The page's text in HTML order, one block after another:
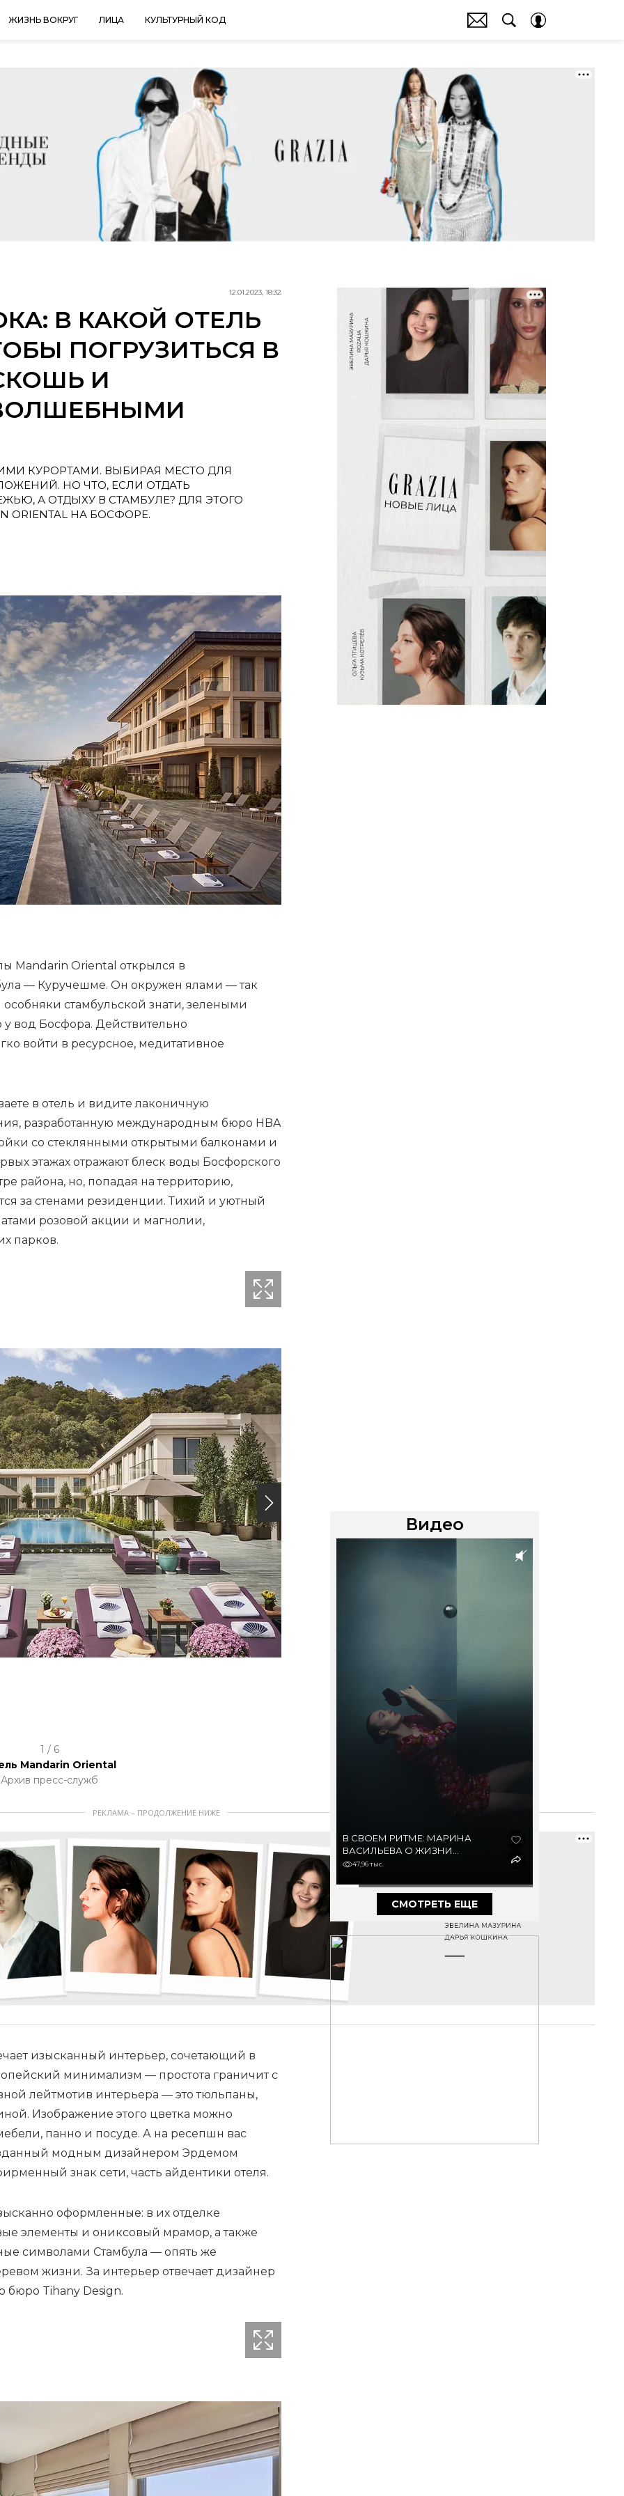
ЖИЗНЬ ВОКРУГ ЛИЦА КУЛЬТУРНЫЙ КОД
В СВОЕМ РИТМЕ: МАРИНА
ВАСИЛЬЕВА О ЖИЗНИ
В ДЕРЕВНЕ И МЕГАПОЛИСЕ,
ИЗ САМЫХ СЛОЖНЫХ РОЛЕЙ
В КАРЬЕРЕ
47,96 тыс.
СМОТРЕТЬ ЕЩЕ
12.01.2023, 18:32
В КАКОЙ ОТЕЛЬ
ПОГРУЗИТЬСЯ В
И
КУРОРТАМИ. ВЫБИРАЯ МЕСТО ДЛЯ
НО ЧТО, ЕСЛИ ОТДАТЬ
А ОТДЫХУ В СТАМБУЛЕ? ДЛЯ ЭТОГО
ORIENTAL НА БОСФОРЕ.
Mandarin Oriental открылся в
— Куручешме. Он окружен ялами —так
стамбульской знати, зелеными
вод Босфора. Действительно
войти в ресурсное, медитативное
в отель и видите лаконичную
разработанную международным бюро HBA
со стеклянными открытыми балконами и
этажах отражают блеск воды Босфорского
района, но, попадая на территорию,
за стенами резиденции. Тихий и уютный
розовой акции и магнолии,
парков.
1 / 6
Mandarin Oriental
Архив пресс-служб
РЕКЛАМА – ПРОДОЛЖЕНИЕ НИЖЕ
изысканный интерьер, сочетающий в
минимализм — простота граничит с
лейтмотив интерьера — это тюльпаны,
Изображение этого цветка можно
панно и посуде. А на ресепшн вас
модным дизайнером Эрдемом
знак сети, часть айдентики отеля.
оформленные: в их отделке
элементы и ониксовый мрамор, а также
символами Стамбула — опять же
жизни. За интерьер отвечает дизайнер
бюро Tihany Design.